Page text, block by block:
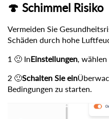
🍄 Schimmel Risiko
Vermeiden Sie
Schäden durch hohe
1 🙂 InEinstellungen, wählen
2 🙂Schalten Sie ein
Bedingungen zu starten.